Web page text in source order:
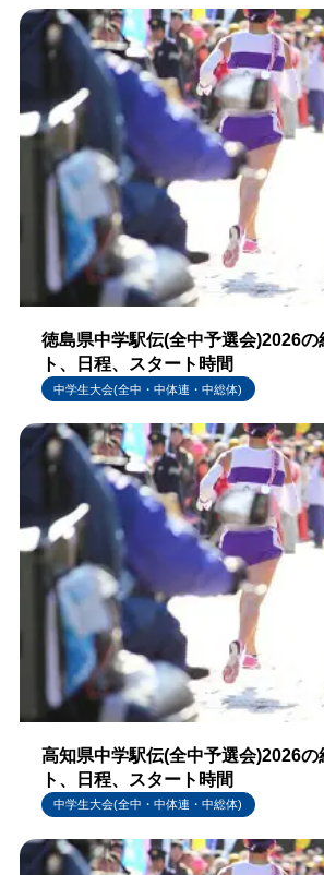
徳島県中学駅伝(全中予選会)2026
ト、日程、スタート時間
中学生大会(全中・中体連・中総体)
高知県中学駅伝(全中予選会)2026
ト、日程、スタート時間
中学生大会(全中・中体連・中総体)